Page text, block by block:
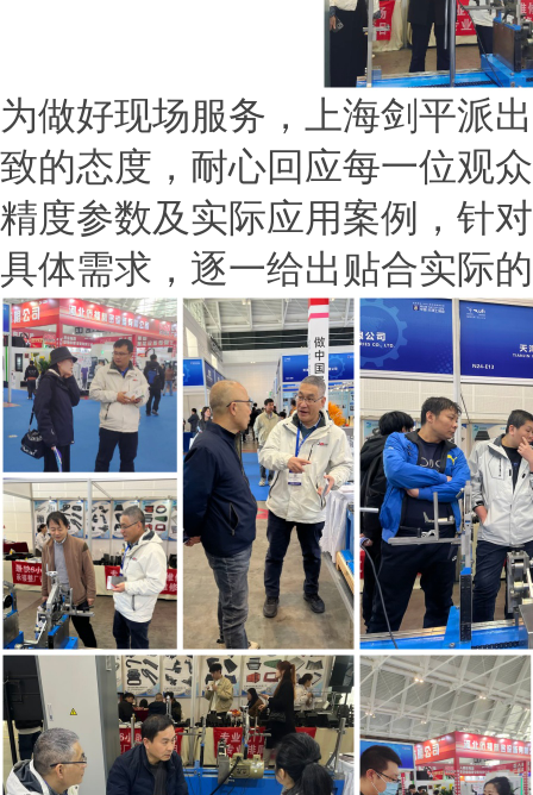
为做好现场服务，上海剑平派
致的态度，耐心回应每一位观
精度参数及实际应用案例，针
具体需求，逐一给出贴合实际